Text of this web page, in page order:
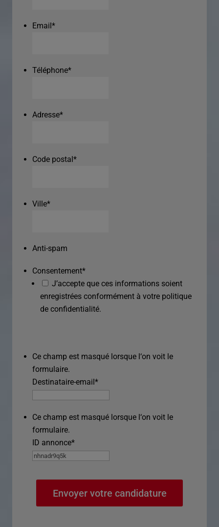
Email*
Téléphone*
Adresse*
Code postal*
Ville*
Anti-spam
Consentement*
J’accepte que ces informations soient
enregistrées conformément à votre politique
de confidentialité.
Ce champ est masqué lorsque l‘on voit le
formulaire.
Destinataire-email*
Ce champ est masqué lorsque l‘on voit le
formulaire.
ID annonce*